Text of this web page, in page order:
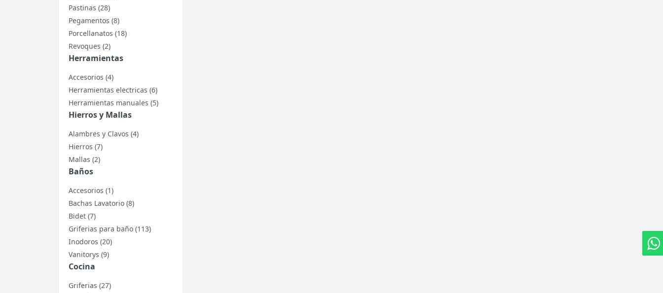
Pastinas (28)
Pegamentos (8)
Porcellanatos (18)
Revoques (2)
Herramientas
Accesorios (4)
Herramientas electricas (6)
Herramientas manuales (5)
Hierros y Mallas
Alambres y Clavos (4)
Hierros (7)
Mallas (2)
Baños
Accesorios (1)
Bachas Lavatorio (8)
Bidet (7)
Griferias para baño (113)
Inodoros (20)
Vanitorys (9)
Cocina
Griferias (27)